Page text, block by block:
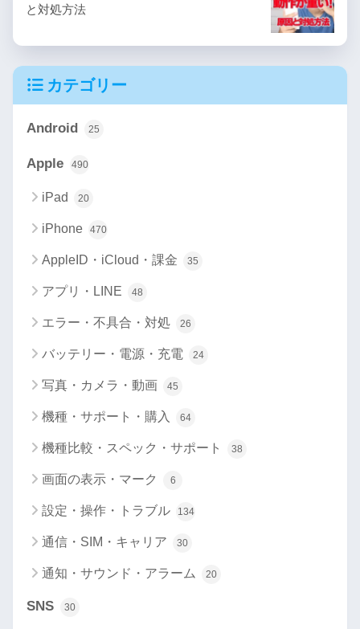
と対処方法
カテゴリー
Android 25
Apple 490
iPad 20
iPhone 470
AppleID・iCloud・課金 35
アプリ・LINE 48
エラー・不具合・対処 26
バッテリー・電源・充電 24
写真・カメラ・動画 45
機種・サポート・購入 64
機種比較・スペック・サポート 38
画面の表示・マーク 6
設定・操作・トラブル 134
通信・SIM・キャリア 30
通知・サウンド・アラーム 20
SNS 30